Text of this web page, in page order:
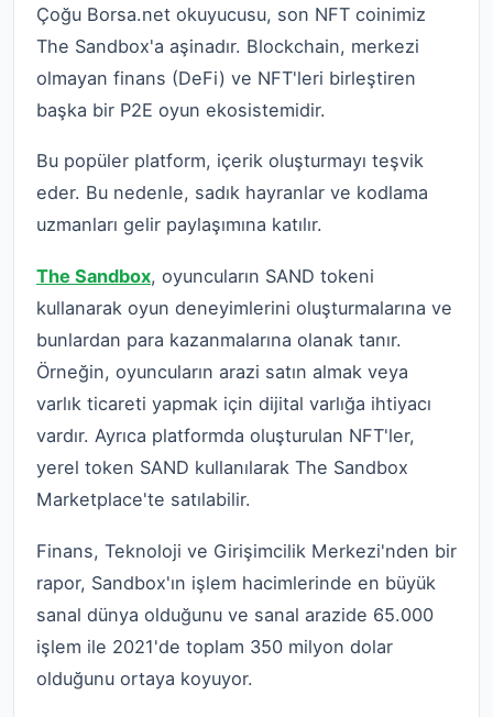
Çoğu Borsa.net okuyucusu, son NFT coinimiz
The Sandbox'a aşinadır. Blockchain, merkezi
olmayan finans (DeFi) ve NFT'leri birleştiren
başka bir P2E oyun ekosistemidir.
Bu popüler platform, içerik oluşturmayı teşvik
eder. Bu nedenle, sadık hayranlar ve kodlama
uzmanları gelir paylaşımına katılır.
The Sandbox, oyuncuların SAND tokeni
kullanarak oyun deneyimlerini oluşturmalarına ve
bunlardan para kazanmalarına olanak tanır.
Örneğin, oyuncuların arazi satın almak veya
varlık ticareti yapmak için dijital varlığa ihtiyacı
vardır. Ayrıca platformda oluşturulan NFT'ler,
yerel token SAND kullanılarak The Sandbox
Marketplace'te satılabilir.
Finans, Teknoloji ve Girişimcilik Merkezi'nden bir
rapor, Sandbox'ın işlem hacimlerinde en büyük
sanal dünya olduğunu ve sanal arazide 65.000
işlem ile 2021'de toplam 350 milyon dolar
olduğunu ortaya koyuyor.